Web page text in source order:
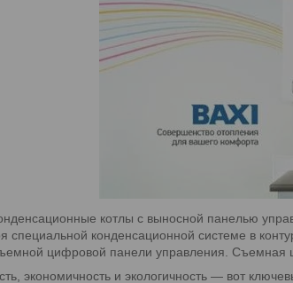
котлы с выносной панелью
специальной конденсационной системе в
цифровой панели управления. Съемная
экономичность и экологичность — вот